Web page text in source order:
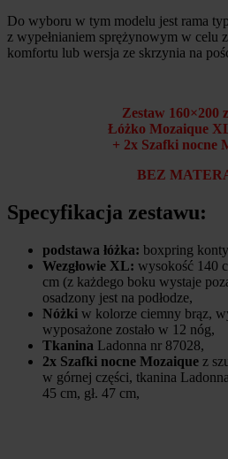
Do wyboru w tym modelu jest rama
z wypełnianiem sprężynowym w celu
komfortu lub wersja ze skrzynia na
Zestaw 160×200
Łóżko Mozaique
+ 2x Szafki nocne
BEZ
Specyfikacja zestawu:
podstawa łóżka: boxpring
Wezgłowie XL: wysokość 140
cm (z każdego boku wystaje
osadzony jest na podłodze,
Nóżki w kolorze ciemny brąz,
wyposażone zostało w 12 nóg,
Tkanina Ladonna nr 87028,
2x Szafki nocne Mozaique z
w górnej części, tkanina
45 cm, gł. 47 cm,